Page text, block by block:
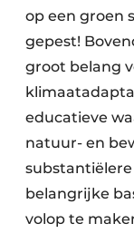
op een groen
gepest!
groot belang
educatieve
natuur- en
belangrijke
volop te